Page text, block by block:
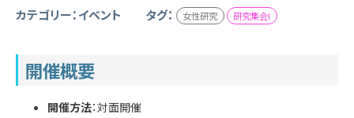
イベント情報
カテゴリー：イベント タグ： 女性研究 研究集会I
開催概要
開催方法：対面開催